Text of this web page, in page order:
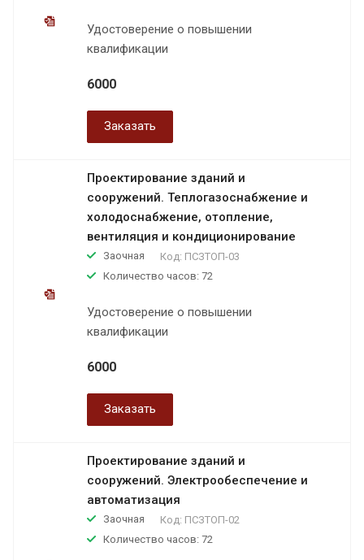
Удостоверение о повышении
квалификации
6000
Заказать
Проектирование зданий и
сооружений. Теплогазоснабжение и
холодоснабжение, отопление,
вентиляция и кондиционирование
Заочная Код: ПСЗТОП-03
Количество часов: 72
Удостоверение о повышении
квалификации
6000
Заказать
Проектирование зданий и
сооружений. Электрообеспечение и
автоматизация
Заочная Код: ПСЗТОП-02
Количество часов: 72